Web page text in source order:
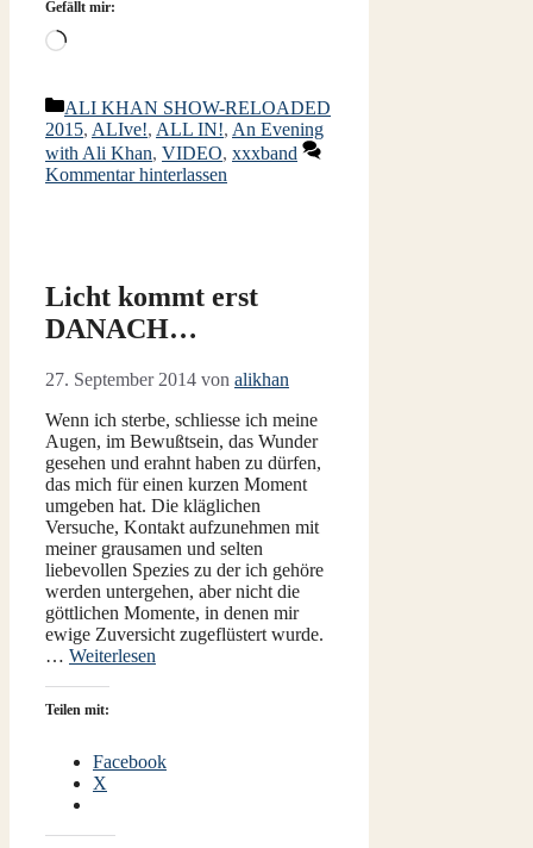
Gefällt mir:
Wird
Kategorien
ALI KHAN SHOW-RELOADED
2015, ALIve!, ALL IN!, An Evening
with Ali Khan, VIDEO, xxxband
Kommentar hinterlassen
Licht kommt erst
DANACH…
27. September 2014 von alikhan
Wenn ich sterbe, schliesse ich meine
Augen, im Bewußtsein, das Wunder
gesehen und erahnt haben zu dürfen,
das mich für einen kurzen Moment
umgeben hat. Die kläglichen
Versuche, Kontakt aufzunehmen mit
meiner grausamen und selten
liebevollen Spezies zu der ich gehöre
werden untergehen, aber nicht die
göttlichen Momente, in denen mir
ewige Zuversicht zugeflüstert wurde.
… Weiterlesen
Teilen mit:
Facebook
X